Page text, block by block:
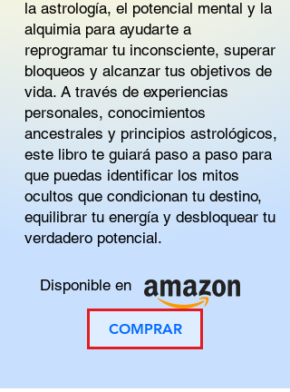
la astrología, el potencial mental y la
alquimia para ayudarte a
reprogramar tu inconsciente, superar
bloqueos y alcanzar tus objetivos de
vida. A través de experiencias
personales, conocimientos
ancestrales y principios astrológicos,
este libro te guiará paso a paso para
que puedas identificar los mitos
ocultos que condicionan tu destino,
equilibrar tu energía y desbloquear tu
verdadero potencial.
Disponible en
COMPRAR